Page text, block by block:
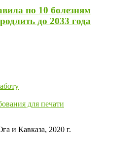
по 10 болезням
до 2033 года
для печати
и Кавказа, 2020 г.